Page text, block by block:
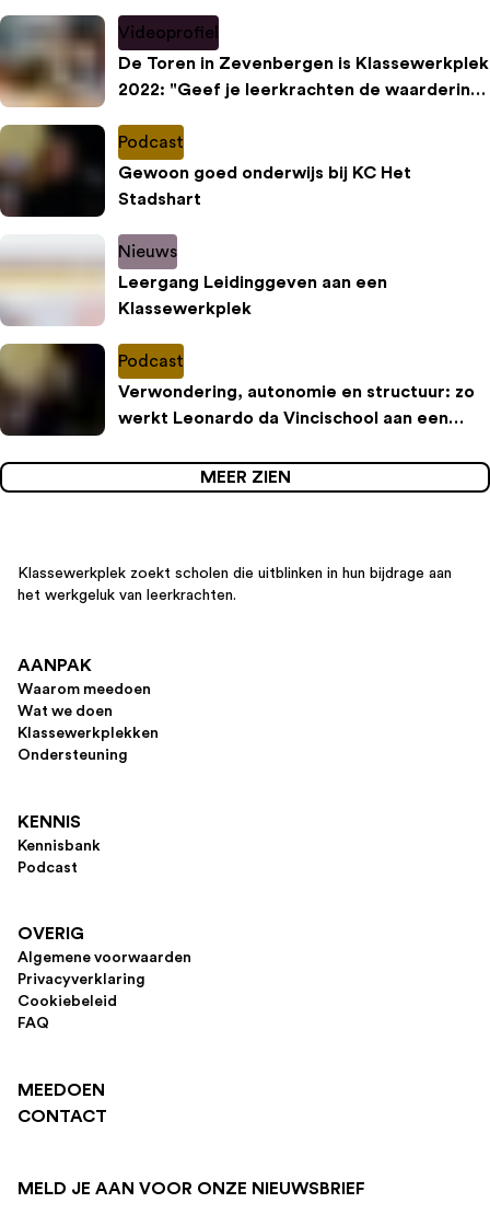
Videoprofiel
De Toren in Zevenbergen is Klassewerkplek
2022: "Geef je leerkrachten de waardering,
verdienen!"🎥
Podcast
Gewoon goed onderwijs bij KC Het
Stadshart
Nieuws
Leergang Leidinggeven aan een
Klassewerkplek
Podcast
Verwondering, autonomie en structuur: zo
werkt Leonardo da Vincischool aan een
MEER ZIEN
Klassewerkplek zoekt scholen die uitblinken in hun bijdrage aan
het werkgeluk van leerkrachten.
AANPAK
Waarom meedoen
Wat we doen
Klassewerkplekken
Ondersteuning
KENNIS
Kennisbank
Podcast
OVERIG
Algemene voorwaarden
Privacyverklaring
Cookiebeleid
FAQ
MEEDOEN
CONTACT
MELD JE AAN VOOR ONZE NIEUWSBRIEF